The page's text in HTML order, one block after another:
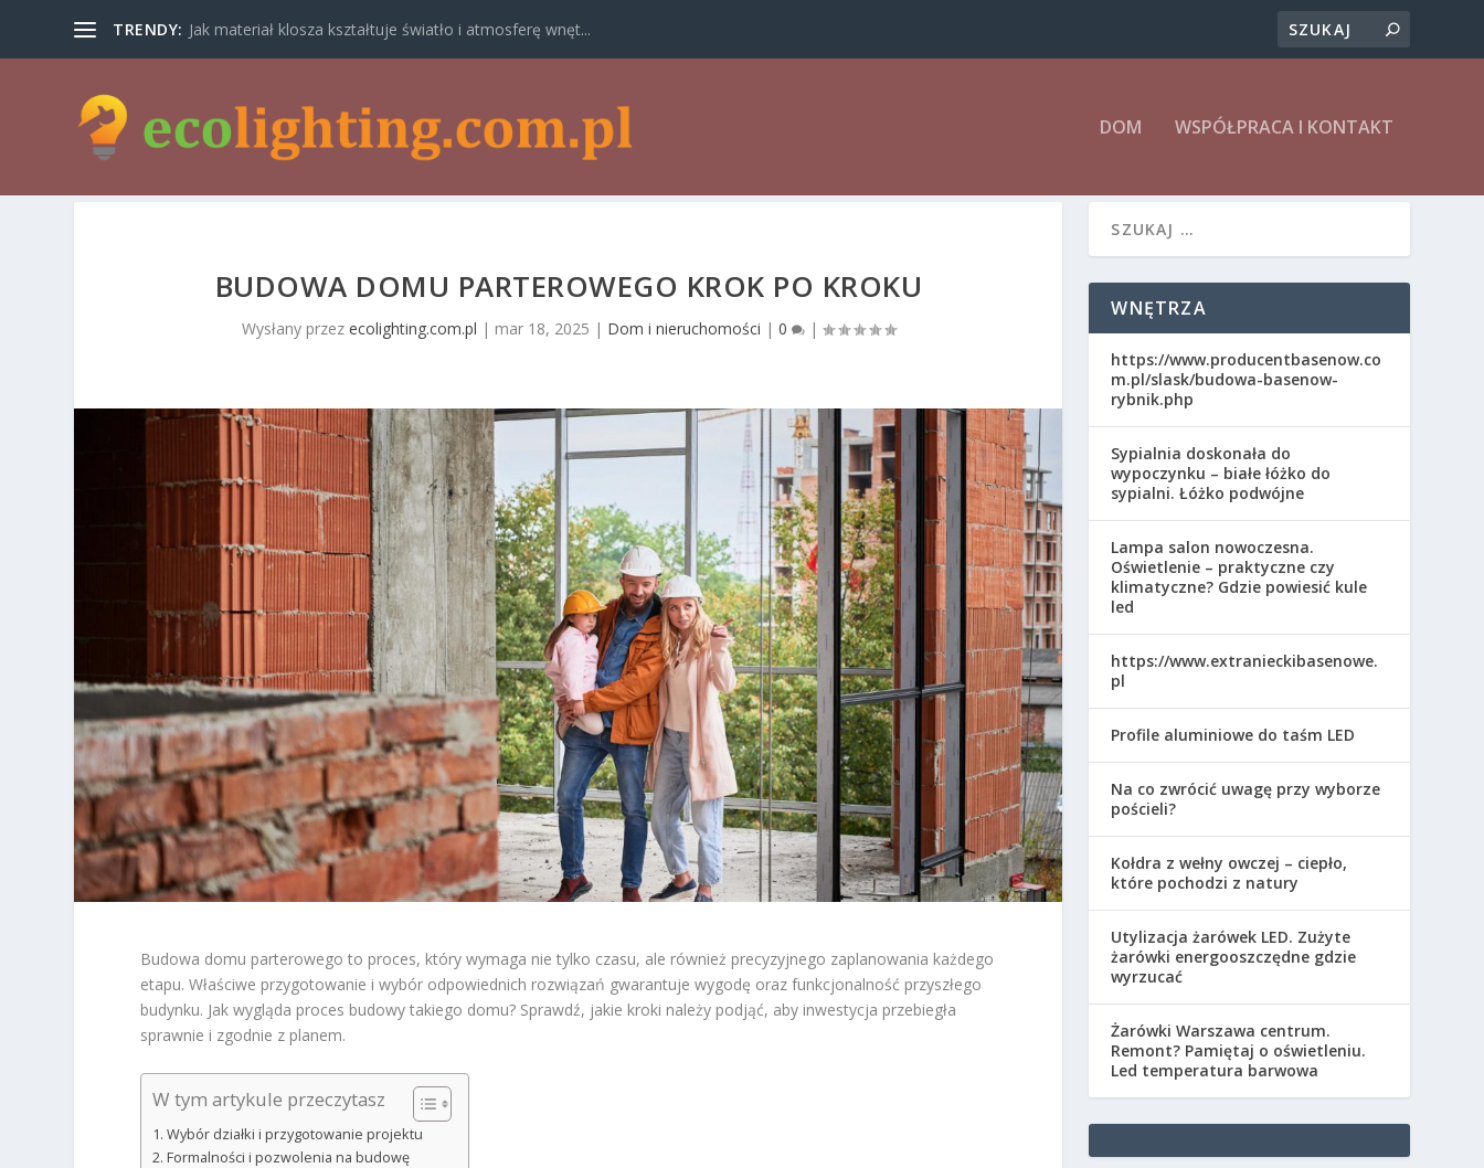
TRENDY: Jak materiał klosza kształtuje światło i atmosferę wnęt...
DOM WSPÓŁPRACA I KONTAKT
BUDOWA DOMU PARTEROWEGO KROK PO KROKU
Wysłany przez ecolighting.com.pl | mar 18, 2025 | Dom i nieruchomości | 0 |
Budowa domu parterowego to proces, który wymaga nie tylko czasu, ale również precyzyjnego zaplanowania każdego
etapu. Właściwe przygotowanie i wybór odpowiednich rozwiązań gwarantuje wygodę oraz funkcjonalność przyszłego
budynku. Jak wygląda proces budowy takiego domu? Sprawdź, jakie kroki należy podjąć, aby inwestycja przebiegła
sprawnie i zgodnie z planem.
W tym artykule przeczytasz
Wybór działki i przygotowanie projektu
Formalności i pozwolenia na budowę
WNĘTRZA
https://www.producentbasenow.co
m.pl/slask/budowa-basenow-
rybnik.php
Sypialnia doskonała do
wypoczynku – białe łóżko do
sypialni. Łóżko podwójne
Lampa salon nowoczesna.
Oświetlenie – praktyczne czy
klimatyczne? Gdzie powiesić kule
led
https://www.extranieckibasenowe.
pl
Profile aluminiowe do taśm LED
Na co zwrócić uwagę przy wyborze
pościeli?
Kołdra z wełny owczej – ciepło,
które pochodzi z natury
Utylizacja żarówek LED. Zużyte
żarówki energooszczędne gdzie
wyrzucać
Żarówki Warszawa centrum.
Remont? Pamiętaj o oświetleniu.
Led temperatura barwowa